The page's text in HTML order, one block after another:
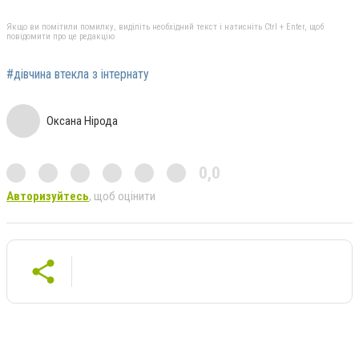
Якщо ви помітили помилку, виділіть необхідний текст і натисніть Ctrl + Enter, щоб
повідомити про це редакцію
#дівчина втекла з інтернату
Оксана Нірода
0,0
Авторизуйтесь, щоб оцінити